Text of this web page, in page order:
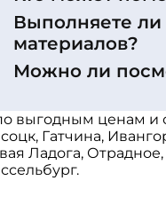
Выполняете
материалов?
Можно ли
выгодным ценам
Гатчина,
Ладога,